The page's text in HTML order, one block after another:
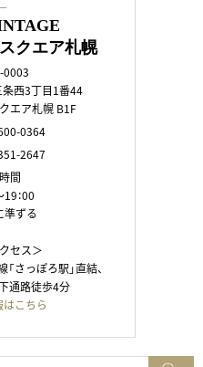
クエア札幌
0003
西3丁目1番44
エア札幌 B1F
0364
2647
間
19：00
ずる
セス＞
さっぽろ駅」直結、
通路徒歩4分
はこちら